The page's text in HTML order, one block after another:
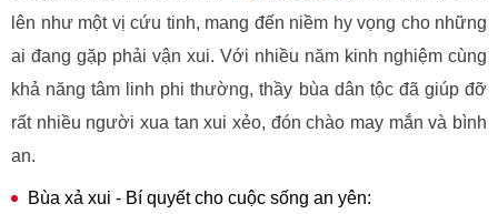
lên như một vị cứu tinh, mang đến niềm hy vọng cho những
ai đang gặp phải vận xui. Với nhiều năm kinh nghiệm cùng
khả năng tâm linh phi thường, thầy bùa dân tộc đã giúp đỡ
rất nhiều người xua tan xui xẻo, đón chào may mắn và bình
an.
Bùa xả xui - Bí quyết cho cuộc sống an yên: